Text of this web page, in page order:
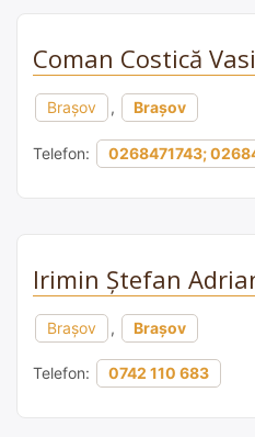
Coman Costică
Brașov , Brașov
Telefon: 0268471743;
Irimin Ștefan
Brașov , Brașov
Telefon: 0742 110 683